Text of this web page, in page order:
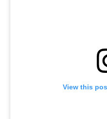
View this